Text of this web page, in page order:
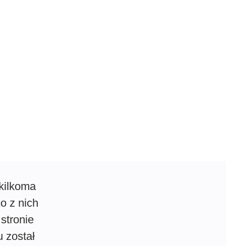
z nich
został